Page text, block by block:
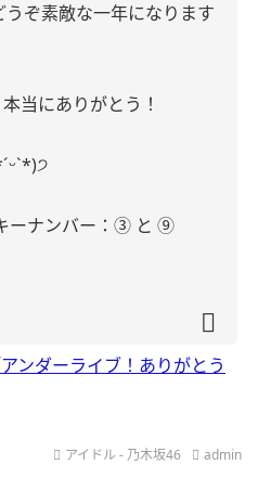
うぞ素敵な一年になります
当にありがとう！
ーナンバー：③ と ⑨
ンダーライブ！ありがとう
アイドル - 乃木坂46 admin